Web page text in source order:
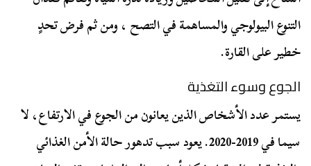
التنوع البيولوجي والمساهمة في التصح ، ومن ثم فرض تحدٍ
خطير على القارة.
الجوع وسوء التغذية
يستمر عدد الأشخاص الذين يعانون من الجوع في الارتفاع، لا
سيما في 2019-2020. يعود سبب تدهور حالة الأمن الغذائي